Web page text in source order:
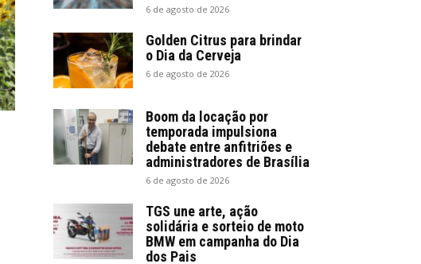
6 de agosto de 2026
Golden Citrus para brindar
o Dia da Cerveja
6 de agosto de 2026
Boom da locação por
temporada impulsiona
debate entre anfitriões e
administradores de Brasília
6 de agosto de 2026
TGS une arte, ação
solidária e sorteio de moto
BMW em campanha do Dia
dos Pais